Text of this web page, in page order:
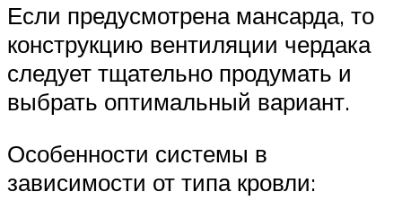
Если предусмотрена мансарда, то
конструкцию вентиляции чердака
следует тщательно продумать и
выбрать оптимальный вариант.
Особенности системы в
зависимости от типа кровли: